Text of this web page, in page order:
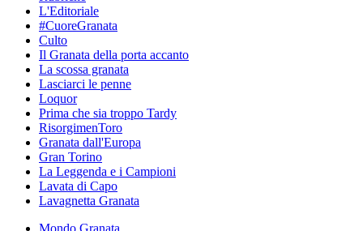
L'Editoriale
#CuoreGranata
Culto
Il Granata della porta accanto
La scossa granata
Lasciarci le penne
Loquor
Prima che sia troppo Tardy
RisorgimenToro
Granata dall'Europa
Gran Torino
La Leggenda e i Campioni
Lavata di Capo
Lavagnetta Granata